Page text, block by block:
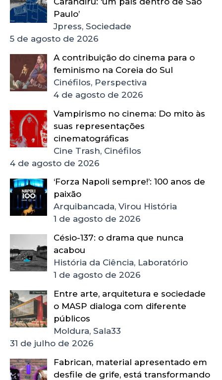
Paulo’
Jpress, Sociedade
5 de agosto de 2026
A contribuição do cinema para o
feminismo na Coreia do Sul
Cinéfilos, Perspectiva
4 de agosto de 2026
Vampirismo no cinema: Do mito às
suas representações
cinematográficas
Cine Trash, Cinéfilos
4 de agosto de 2026
‘Forza Napoli sempre!’: 100 anos de
paixão
Arquibancada, Virou História
1 de agosto de 2026
Césio-137: o drama que nunca
acabou
História da Ciência, Laboratório
1 de agosto de 2026
Entre arte, arquitetura e sociedade
o MASP dialoga com diferente
públicos
Moldura, Sala33
31 de julho de 2026
Fabrican, material apresentado em
desfile de grife, está transformando